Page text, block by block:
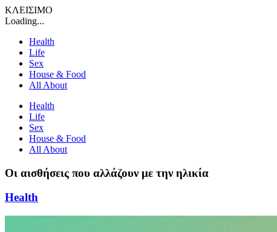
ΚΛΕΙΣΙΜΟ
Loading...
Health
Life
Sex
House & Food
All About
Health
Life
Sex
House & Food
All About
Οι αισθήσεις που αλλάζουν με την ηλικία
Health